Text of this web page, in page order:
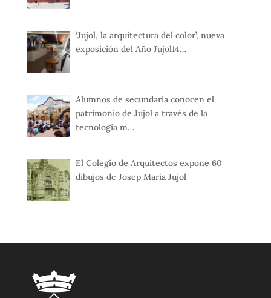
‘Jujol, la arquitectura del color’, nueva
exposición del Año Jujol14…
Alumnos de secundaria conocen el
patrimonio de Jujol a través de la
tecnología m…
El Colegio de Arquitectos expone 60
dibujos de Josep Maria Jujol